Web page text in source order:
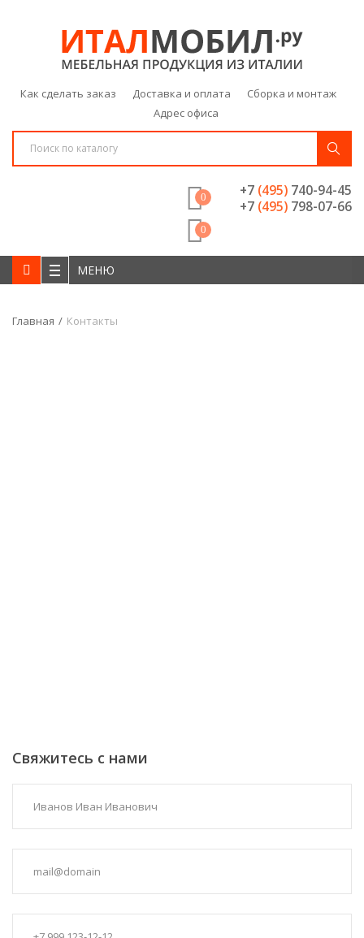
Как сделать заказ Доставка и оплата
Сборка и монтаж
Адрес офиса
0
0
+7 (495) 740-94-45
+7 (495) 798-07-66
МЕНЮ
Главная Контакты
Свяжитесь с нами